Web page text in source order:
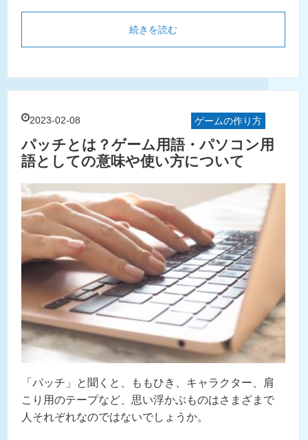
続きを読む
2023-02-08 ゲームの作り方
パッチとは？ゲーム用語・パソコン用
語としての意味や使い方について
「パッチ」と聞くと、ももひき、キャラクター、肩
こり用のテープなど、思い浮かぶものはさまざまで
人それぞれなのではないでしょうか。